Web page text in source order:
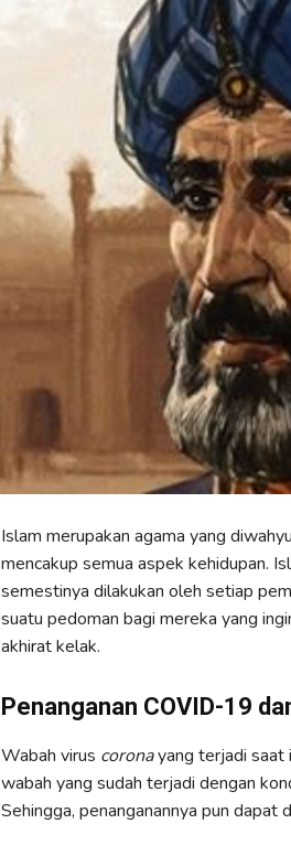
Islam merupakan agama yang
mencakup semua aspek kehidupan.
semestinya dilakukan oleh setiap
suatu pedoman bagi mereka yang
akhirat kelak.
Penanganan COVID-19
Wabah virus coronayang terjadi saat
wabah yang sudah terjadi dengan
Sehingga, penanganannya pun dapat